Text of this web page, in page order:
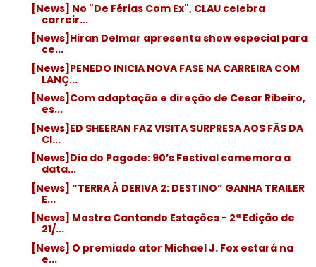
[News] No "De Férias Com Ex", CLAU celebra
carreir...
[News]Hiran Delmar apresenta show especial para
ce...
[News]PENEDO INICIA NOVA FASE NA CARREIRA COM
LANÇ...
[News]Com adaptação e direção de Cesar Ribeiro,
es...
[News]ED SHEERAN FAZ VISITA SURPRESA AOS FÃS DA
CI...
[News]Dia do Pagode: 90’s Festival comemora a
data...
[News] “TERRA À DERIVA 2: DESTINO” GANHA TRAILER
E...
[News] Mostra Cantando Estações - 2ª Edição de
21/...
[News] O premiado ator Michael J. Fox estará na
e...